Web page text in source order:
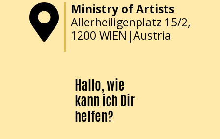
Ministry of Artists
Allerheiligenplatz 15/2,
1200 WIEN|Austria
Hallo, wie
kann ich Dir
helfen?